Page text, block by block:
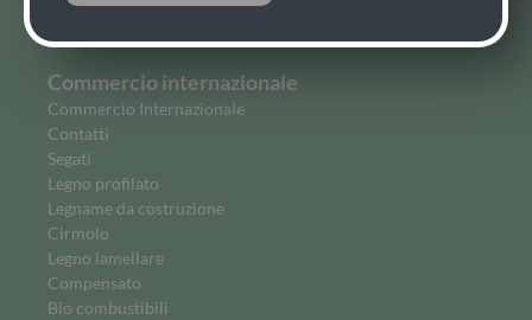
Team
Commercio internazionale
Commercio Internazionale
Contatti
Segati
Legno profilato
Legname da costruzione
Cirmolo
Legno lamellare
Compensato
Bio combustibili